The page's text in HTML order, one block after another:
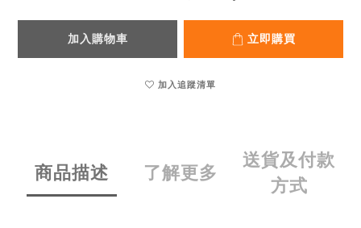
加入購物車 立即購買
加入追蹤清單
商品描述 了解更多
送貨及付款
方式